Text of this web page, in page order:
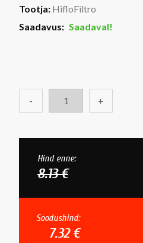
Tootja: HifloFiltro
Saadavus: Saadaval!
- +
Hind enne:
8.13 €
Soodushind:
7.32 €